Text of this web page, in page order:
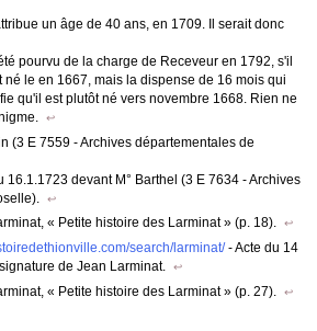
un âge de 40 ans, en 1709. Il serait donc
pourvu de la charge de Receveur en 1792, s'il
né le en 1667, mais la dispense de 16 mois qui
qu'il est plutôt né vers novembre 1668. Rien ne
↩
(3 E 7559 - Archives départementales de
16.1.1723 devant M° Barthel (3 E 7634 - Archives
↩
« Petite histoire des Larminat » (p. 18). ↩
search/larminat/- Acte du 14
de Jean Larminat.
↩
« Petite histoire des Larminat » (p. 27). ↩